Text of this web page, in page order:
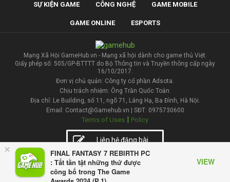
×
FINAL FANTASY 7 REBIRTH PC
: Tất tần tật những thứ được
công bố trong The Game
VIEW
SỰ KIỆN GAME CÔNG NGHỆ GAME MOBILE
GAME ONLINE ESPORTS
Mạng Xã Hội GameHub.vn - Mạng xã hội dành cho game thủ Việt.
Giấy phép số: 505/GP-BTTTT do Bộ Thông tin và Truyền thông cấp ngày
16/10/2017.
Đơn vị chủ quản: Công ty cổ phần Adsota.
Chịu trách nhiệm: Ông Trần Quốc Toản.
Địa chỉ: Le Building, số 11, ngõ 71, Láng Hạ, Ba Đình, Hà Nội.
Email: Contact@Gamehub.vn | SĐT: 0975730600
Terms of Uses | Policy
Liên hệ đăng bài